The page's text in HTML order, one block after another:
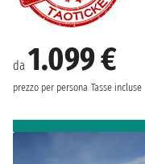
da 1.099 €
prezzo per persona Tasse incluse